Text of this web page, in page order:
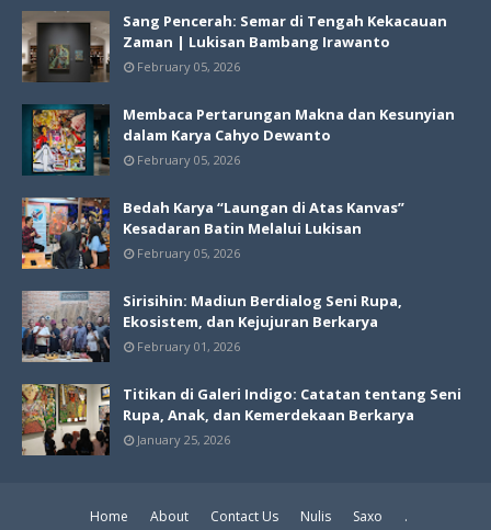
Sang Pencerah: Semar di Tengah Kekacauan
Zaman | Lukisan Bambang Irawanto
February 05, 2026
Membaca Pertarungan Makna dan Kesunyian
dalam Karya Cahyo Dewanto
February 05, 2026
Bedah Karya “Laungan di Atas Kanvas”
Kesadaran Batin Melalui Lukisan
February 05, 2026
Sirisihin: Madiun Berdialog Seni Rupa,
Ekosistem, dan Kejujuran Berkarya
February 01, 2026
Titikan di Galeri Indigo: Catatan tentang Seni
Rupa, Anak, dan Kemerdekaan Berkarya
January 25, 2026
Home About Contact Us Nulis Saxo
.